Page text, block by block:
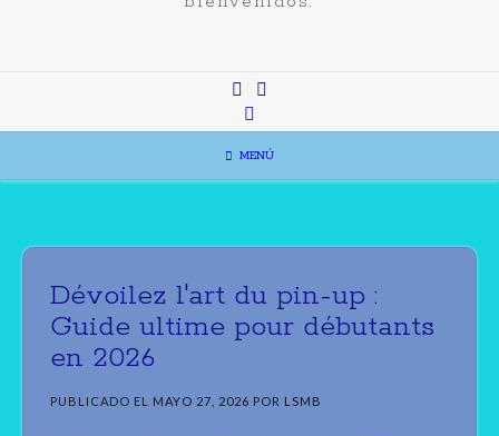
MENÚ
Dévoilez l'art du pin-up :
Guide ultime pour débutants
en 2026
PUBLICADO EL MAYO 27, 2026 POR LSMB